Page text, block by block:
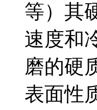
等）其
速度和
磨的硬
表面性